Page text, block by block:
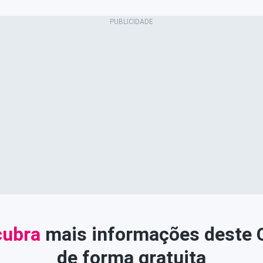
mais informações deste
de forma gratuita